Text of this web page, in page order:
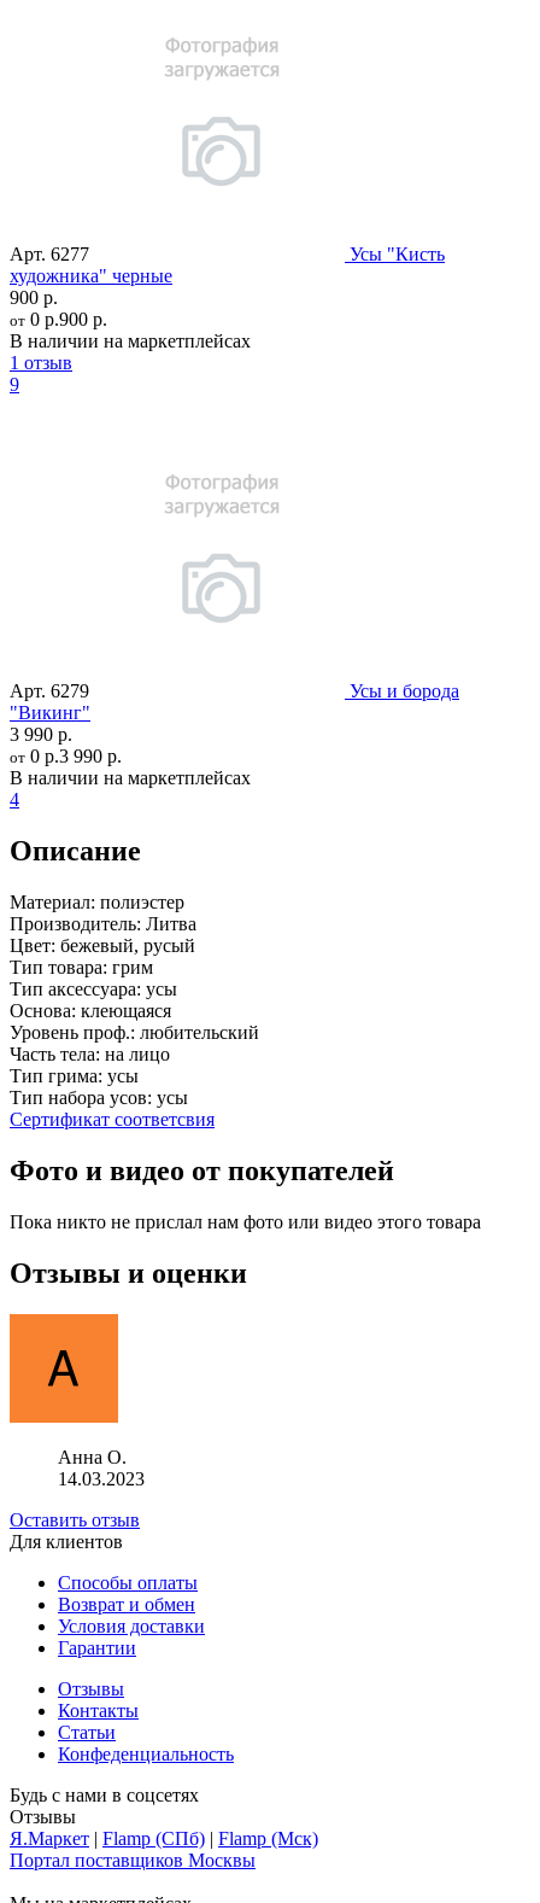
Арт. 6277
Усы "Кисть
художника" черные
900 р.
от 0 р.900 р.
В наличии на маркетплейсах
1 отзыв
9
Арт. 6279
Усы и борода
"Викинг"
3 990 р.
от 0 р.3 990 р.
В наличии на маркетплейсах
4
Описание
Материал: полиэстер
Производитель: Литва
Цвет: бежевый, русый
Тип товара: грим
Тип аксессуара: усы
Основа: клеющаяся
Уровень проф.: любительский
Часть тела: на лицо
Тип грима: усы
Тип набора усов: усы
Сертификат соответсвия
Фото и видео от покупателей
Пока никто не прислал нам фото или видео этого товара
Отзывы и оценки
Анна О.
14.03.2023
Оставить отзыв
Для клиентов
Способы оплаты
Возврат и обмен
Условия доставки
Гарантии
Отзывы
Контакты
Статьи
Конфеденциальность
Будь с нами в соцсетях
Отзывы
Я.Маркет | Flamp (СПб) | Flamp (Мск)
Портал поставщиков Москвы